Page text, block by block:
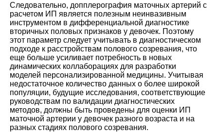
Следовательно, допплерография маточных артерий с
расчетом ИП является полезным неинвазивным
инструментом в дифференциальной диагностике
вторичных половых признаков у девочек. Поэтому
этот параметр следует учитывать в диагностическом
подходе к расстройствам полового созревания, что
еще больше усиливает потребность в новых
динамических коллаборациях для разработки
моделей персонализированной медицины. Учитывая
недостаточное количество данных о более широкой
популяции, будущие исследования, соответствующие
руководствам по валидации диагностических
методов, должны быть проведены для оценки ИП
маточной артерии у девочек разного возраста и на
разных стадиях полового созревания.